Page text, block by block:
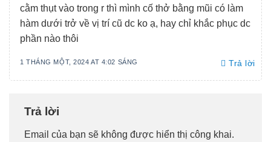
cằm thụt vào trong r thì mình cố thở bằng mũi có làm
hàm dưới trở về vị trí cũ dc ko ạ, hay chỉ khắc phục dc
phần nào thôi
1 THÁNG MỘT, 2024 AT 4:02 SÁNG Trả lời
Trả lời
Email của bạn sẽ không được hiển thị công khai.